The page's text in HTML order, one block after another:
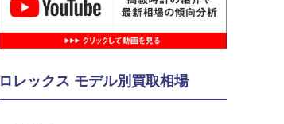
ロレックス モデル別買取相場